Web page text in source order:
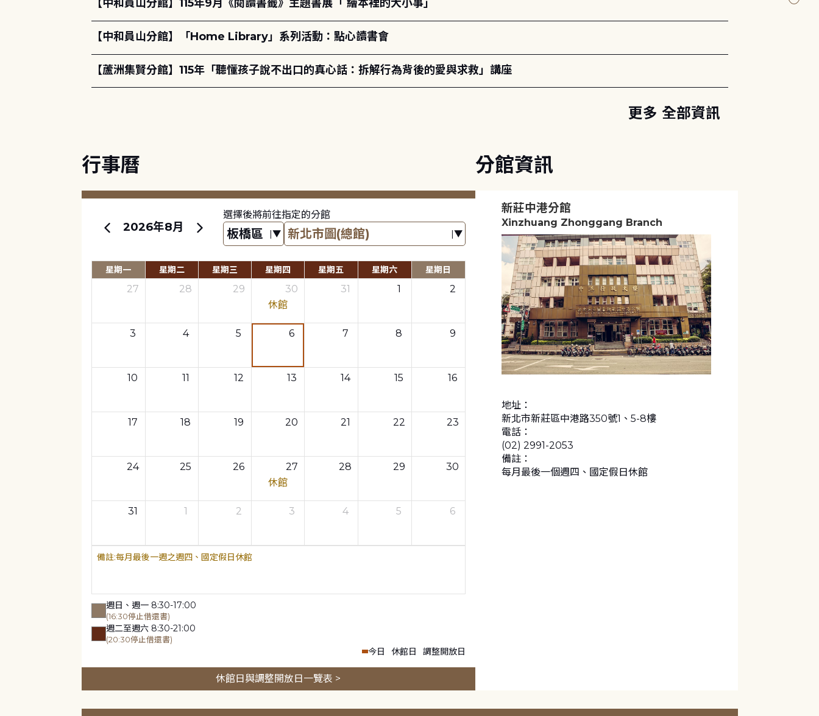
【中和員山分館】115年9月《閱讀書籤》主題書展「 繪本裡的大小事」
【中和員山分館】「Home Library」系列活動：點心讀書會
【蘆洲集賢分館】115年「聽懂孩子說不出口的真心話：拆解行為背後的愛與求救」講座
更多 全部資訊
行事曆
2026年8月
選擇後將前往指定的分館
星期一 星期二 星期三 星期四 星期五 星期六 星期日
27 28 29
30
休館
31 1 2
3 4 5 6 7 8 9
10 11 12 13 14 15 16
17 18 19 20 21 22 23
24 25 26
27
休館
28 29 30
31 1 2 3 4 5 6
每月最後一週之週四、國定假日休館
週日、週一 8:30-17:00
(16:30停止借還書)
週二至週六 8:30-21:00
(20:30停止借還書)
今日 休館日 調整開放日
休館日與調整開放日一覽表 >
分館資訊
新莊中港分館
Xinzhuang Zhonggang Branch
地址：
新北市新莊區中港路350號1、5-8樓
電話：
(02) 2991-2053
備註：
每月最後一個週四、國定假日休館